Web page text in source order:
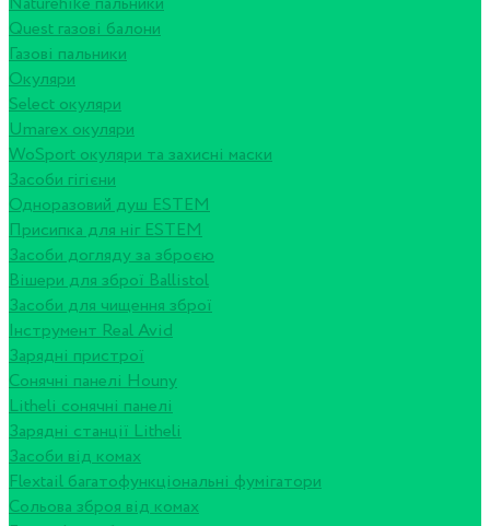
Quest газові балони
Газові пальники
Окуляри
Select окуляри
Umarex окуляри
WoSport окуляри та захисні маски
Засоби гігієни
Одноразовий душ ESTEM
Присипка для ніг ESTEM
Засоби догляду за зброєю
Вішери для зброї Ballistol
Засоби для чищення зброї
Інструмент Real Avid
Зарядні пристрої
Сонячні панелі Houny
Litheli сонячні панелі
Зарядні станції Litheli
Засоби від комах
Flextail багатофункціональні фумігатори
Сольова зброя від комах